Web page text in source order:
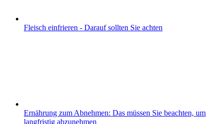
Fleisch einfrieren - Darauf sollten Sie achten
Ernährung zum Abnehmen: Das müssen Sie beachten, um
langfristig abzunehmen